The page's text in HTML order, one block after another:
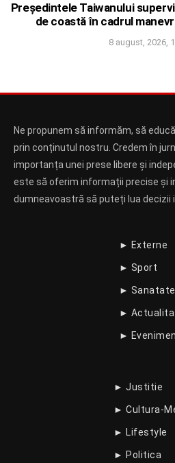
Președintele Taiwanului
de coastă în cadrul
8 august, 2026,
Ne propunem să informăm, să
prin conținutul nostru. Credem în
importanța unei prese libere și
este să oferim informații precise și
dumneavoastră să puteți lua decizii
► Externe
► Sport
► Sanatate
►
►
► Justitie
► Cultura-
► Lifestyle
► Politica